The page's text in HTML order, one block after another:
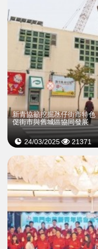
新青協籲挖掘氹仔街市特色
促街市與舊城區協同發展
24/03/2025 21371